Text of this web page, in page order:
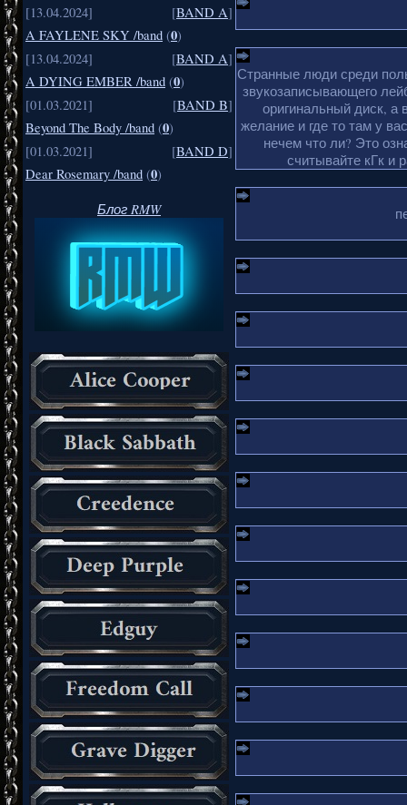
[13.04.2024]
[BAND A]
A FAYLENE SKY /band (0)
[13.04.2024]
[BAND A]
A DYING EMBER /band (0)
[01.03.2021]
[BAND B]
Beyond The Body /band (0)
[01.03.2021]
[BAND D]
Dear Rosemary /band (0)
Блог RMW
Странные люди среди
звукозаписывающего
оригинальный диск, а
желание и где то там у
нечем что ли? Это
считывайте кГк и